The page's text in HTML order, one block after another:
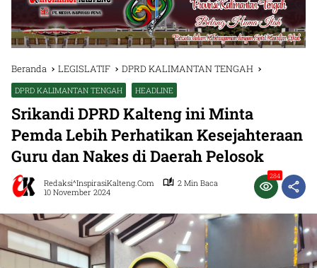
Beranda LEGISLATIF DPRD KALIMANTAN TENGAH
DPRD KALIMANTAN TENGAH HEADLINE
Srikandi DPRD Kalteng ini Minta
Pemda Lebih Perhatikan Kesejahteraan
Guru dan Nakes di Daerah Pelosok
Redaksi^InspirasiKalteng.com
2 Min Baca
10 November 2024
284